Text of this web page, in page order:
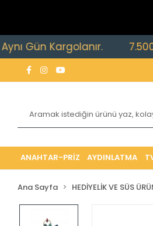
Kargolanır. 7.500 TL
ANAHTAR-PRİZ AYDINLATMA
Ana Sayfa HEDİYELİK VE SÜS